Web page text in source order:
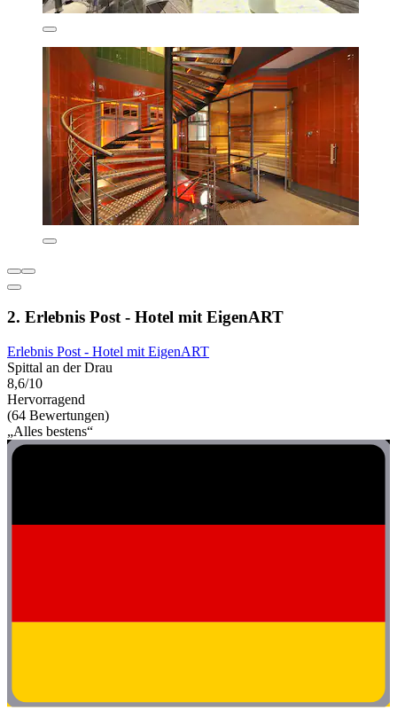
2. Erlebnis Post - Hotel mit EigenART
Erlebnis Post - Hotel mit EigenART
Spittal an der Drau
8,6/10
Hervorragend
(64 Bewertungen)
„Alles bestens“